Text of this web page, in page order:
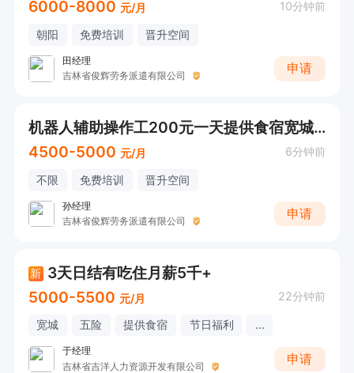
6000-8000 元/月 10分钟前
朝阳 免费培训 晋升空间
田经理
吉林省俊辉劳务派遣有限公司
申请
机器人辅助操作工200元一天提供食宿宽城区兴隆山
4500-5000 元/月 6分钟前
不限 免费培训 晋升空间
孙经理
吉林省俊辉劳务派遣有限公司
申请
新 3天日结有吃住月薪5千+
5000-5500 元/月 22分钟前
宽城 五险 提供食宿 节日福利 ...
于经理
吉林省吉洋人力资源开发有限公司
申请